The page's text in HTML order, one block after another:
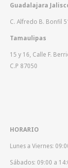
Guadalajara
C. Alfredo B. Bonfil
Tamaulipas
15 y 16, Calle F.
C.P 87050
HORARIO
Lunes a Viernes:
Sábados: 09:00 a